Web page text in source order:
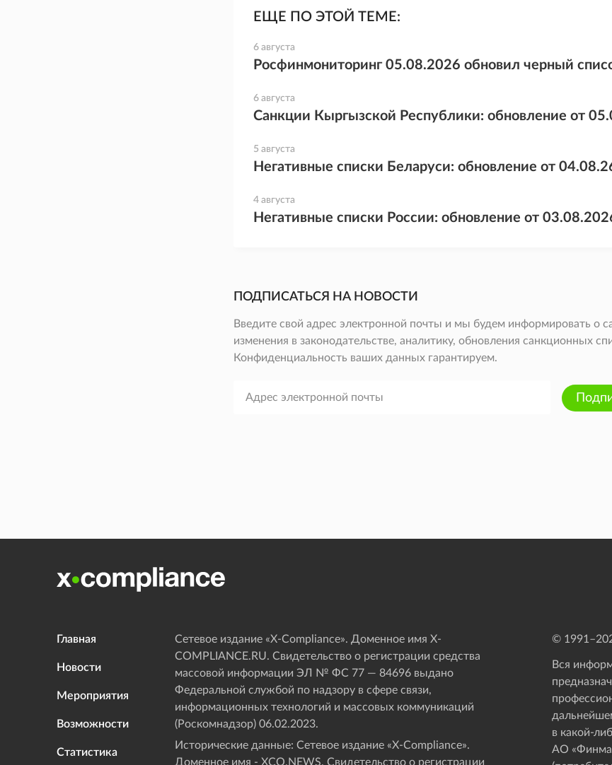
ЕЩЕ ПО ЭТОЙ ТЕМЕ:
6 августа
Росфинмониторинг 05.08.2026 обновил черный
6 августа
Санкции Кыргызской Республики: обновление от
5 августа
Негативные списки Беларуси: обновление от
4 августа
Негативные списки России: обновление от
ПОДПИСАТЬСЯ НА НОВОСТИ
Введите свой адрес электронной почты и мы будем информировать о
изменения в законодательстве, аналитику, обновления санкционных
Конфиденциальность ваших данных гарантируем.
Главная
Новости
Мероприятия
Возможности
Статистика
Сетевое издание «Х-Compliance». Доменное имя X-
COMPLIANCE.RU. Свидетельство о регистрации средства
массовой информации ЭЛ № ФС 77 — 84696 выдано
Федеральной службой по надзору в сфере связи,
информационных технологий и массовых коммуникаций
(Роскомнадзор) 06.02.2023.
Исторические данные: Сетевое издание «Х-Compliance».
Доменное имя - XCO.NEWS. Свидетельство о регистрации
© 1991–
Вся
в какой-
АО